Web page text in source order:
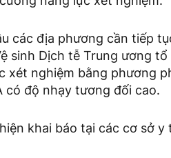
các địa phương cần tiếp
sinh Dịch tễ Trung ương
xét nghiệm bằng phương
có độ nhạy tương đối cao.
khai báo tại các cơ sở y